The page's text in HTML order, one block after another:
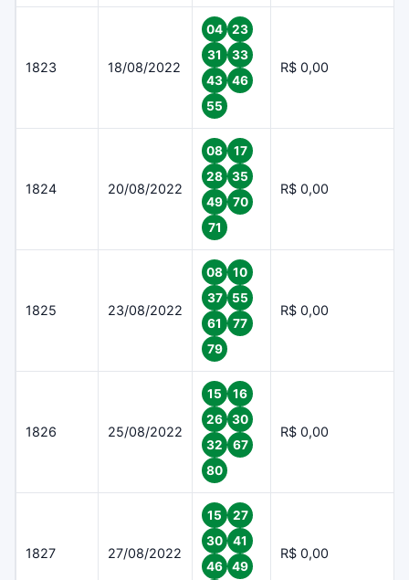
1823 18/08/2022
04
23
31
33
43
46
55
R$ 0,00
1824 20/08/2022
08
17
28
35
49
70
71
R$ 0,00
1825 23/08/2022
08
10
37
55
61
77
79
R$ 0,00
1826 25/08/2022
15
16
26
30
32
67
80
R$ 0,00
1827 27/08/2022
15
27
30
41
46
49
R$ 0,00